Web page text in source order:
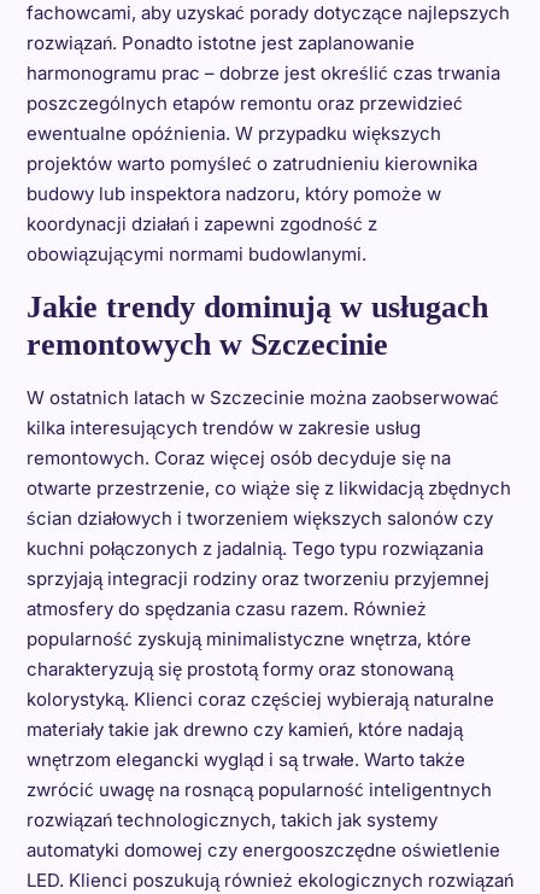
fachowcami, aby uzyskać porady dotyczące najlepszych
rozwiązań. Ponadto istotne jest zaplanowanie
harmonogramu prac – dobrze jest określić czas trwania
poszczególnych etapów remontu oraz przewidzieć
ewentualne opóźnienia. W przypadku większych
projektów warto pomyśleć o zatrudnieniu kierownika
budowy lub inspektora nadzoru, który pomoże w
koordynacji działań i zapewni zgodność z
obowiązującymi normami budowlanymi.
Jakie trendy dominują w usługach
remontowych w Szczecinie
W ostatnich latach w Szczecinie można zaobserwować
kilka interesujących trendów w zakresie usług
remontowych. Coraz więcej osób decyduje się na
otwarte przestrzenie, co wiąże się z likwidacją zbędnych
ścian działowych i tworzeniem większych salonów czy
kuchni połączonych z jadalnią. Tego typu rozwiązania
sprzyjają integracji rodziny oraz tworzeniu przyjemnej
atmosfery do spędzania czasu razem. Również
popularność zyskują minimalistyczne wnętrza, które
charakteryzują się prostotą formy oraz stonowaną
kolorystyką. Klienci coraz częściej wybierają naturalne
materiały takie jak drewno czy kamień, które nadają
wnętrzom elegancki wygląd i są trwałe. Warto także
zwrócić uwagę na rosnącą popularność inteligentnych
rozwiązań technologicznych, takich jak systemy
automatyki domowej czy energooszczędne oświetlenie
LED. Klienci poszukują również ekologicznych rozwiązań